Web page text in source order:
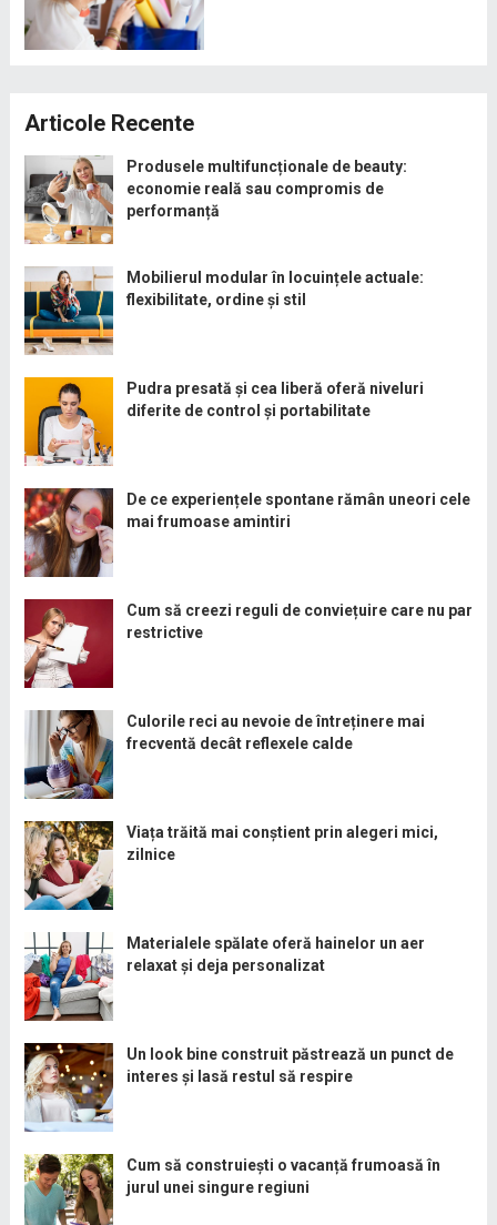
Articole Recente
Produsele multifuncționale de beauty:
economie reală sau compromis de
performanță
Mobilierul modular în locuințele actuale:
flexibilitate, ordine și stil
Pudra presată și cea liberă oferă niveluri
diferite de control și portabilitate
De ce experiențele spontane rămân uneori cele
mai frumoase amintiri
Cum să creezi reguli de conviețuire care nu par
restrictive
Culorile reci au nevoie de întreținere mai
frecventă decât reflexele calde
Viața trăită mai conștient prin alegeri mici,
zilnice
Materialele spălate oferă hainelor un aer
relaxat și deja personalizat
Un look bine construit păstrează un punct de
interes și lasă restul să respire
Cum să construiești o vacanță frumoasă în
jurul unei singure regiuni